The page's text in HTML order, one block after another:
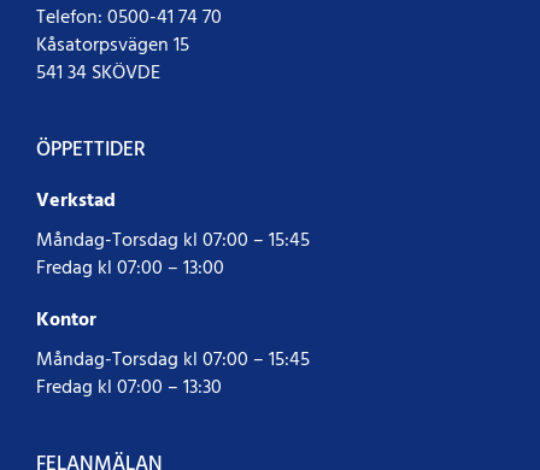
Telefon:0500-41 74 70
Kåsatorpsvägen 15
541 34 SKÖVDE
ÖPPETTIDER
Verkstad
Måndag-Torsdag kl 07:00 – 15:45
Fredag kl 07:00 – 13:00
Kontor
Måndag-Torsdag kl 07:00 – 15:45
Fredag kl 07:00 – 13:30